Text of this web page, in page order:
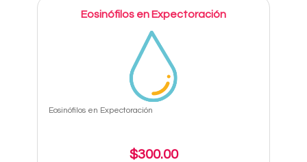
Eosinófilos en Expectoración
Eosinófilos en Expectoración
$300.00